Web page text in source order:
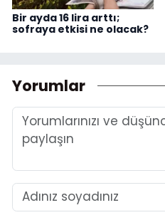
Bir ayda 16 lira arttı;
sofraya etkisi ne olacak?
Yorumlar